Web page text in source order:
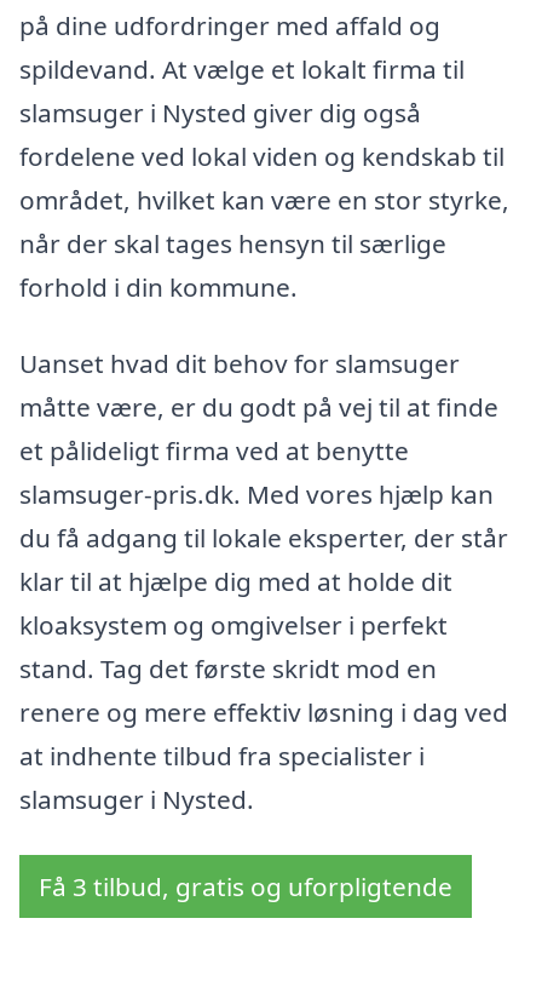
på dine udfordringer med affald og
spildevand. At vælge et lokalt firma til
slamsuger i Nysted giver dig også
fordelene ved lokal viden og kendskab til
området, hvilket kan være en stor styrke,
når der skal tages hensyn til særlige
forhold i din kommune.
Uanset hvad dit behov for slamsuger
måtte være, er du godt på vej til at finde
et pålideligt firma ved at benytte
slamsuger-pris.dk. Med vores hjælp kan
du få adgang til lokale eksperter, der står
klar til at hjælpe dig med at holde dit
kloaksystem og omgivelser i perfekt
stand. Tag det første skridt mod en
renere og mere effektiv løsning i dag ved
at indhente tilbud fra specialister i
slamsuger i Nysted.
Få 3 tilbud, gratis og uforpligtende